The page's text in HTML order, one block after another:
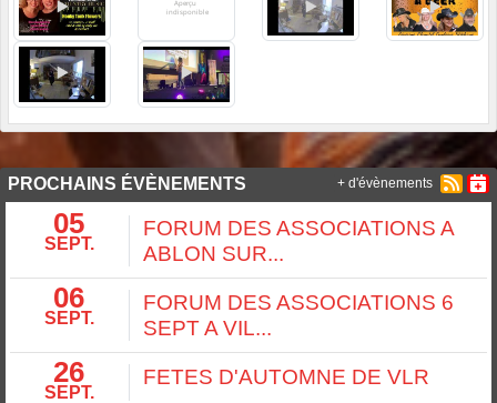
PROCHAINS ÉVÈNEMENTS
05
SEPT.
FORUM DES ASSOCIATIONS A
ABLON SUR...
06
SEPT.
FORUM DES ASSOCIATIONS 6
SEPT A VIL...
26
SEPT.
FETES D'AUTOMNE DE VLR
+ d'évènements